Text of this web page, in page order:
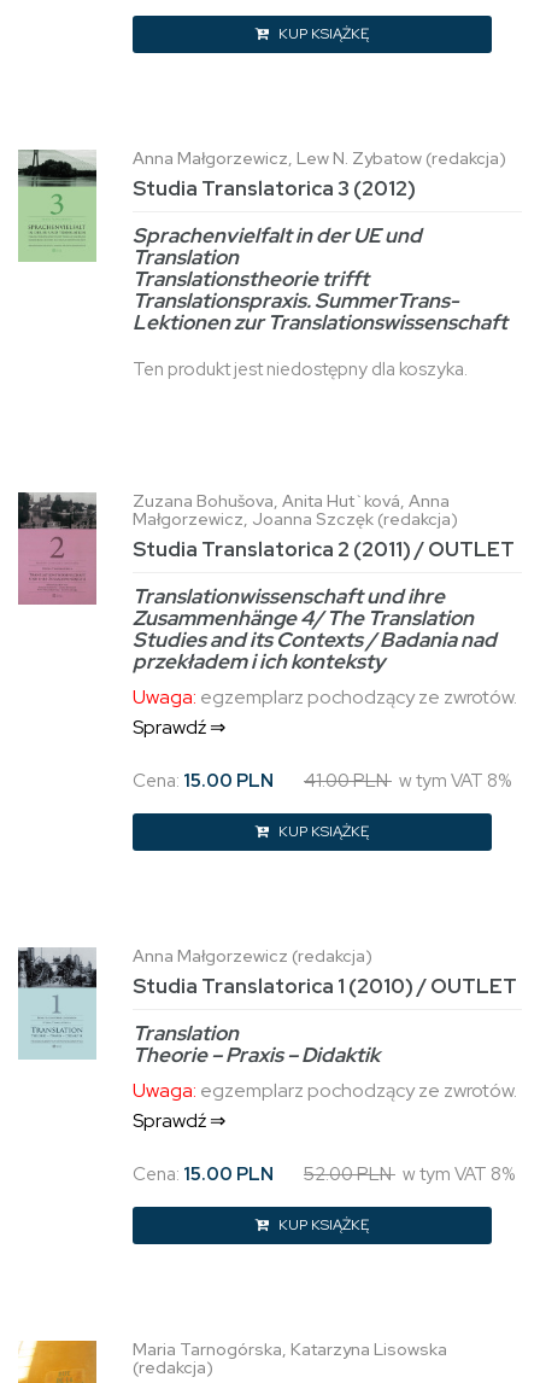
KUP KSIĄŻKĘ
Anna Małgorzewicz, Lew N. Zybatow (redakcja)
Studia Translatorica 3 (2012)
Sprachenvielfalt in der UE und
Translation
Translationstheorie trifft
Translationspraxis. SummerTrans-
Lektionen zur Translationswissenschaft
Ten produkt jest niedostępny dla koszyka.
Zuzana Bohušova, Anita Hut`ková, Anna
Małgorzewicz, Joanna Szczęk (redakcja)
Studia Translatorica 2 (2011) / OUTLET
Translationwissenschaft und ihre
Zusammenhänge 4/The Translation
Studies and its Contexts/Badania nad
przekładem i ich konteksty
Uwaga: egzemplarz pochodzący ze zwrotów.
Sprawdź ⇒
Cena: 15.00 PLN 41.00 PLN w tym VAT 8%
KUP KSIĄŻKĘ
Anna Małgorzewicz (redakcja)
Studia Translatorica 1 (2010) / OUTLET
Translation
Theorie – Praxis – Didaktik
Uwaga: egzemplarz pochodzący ze zwrotów.
Sprawdź ⇒
Cena: 15.00 PLN 52.00 PLN w tym VAT 8%
KUP KSIĄŻKĘ
Maria Tarnogórska, Katarzyna Lisowska
(redakcja)